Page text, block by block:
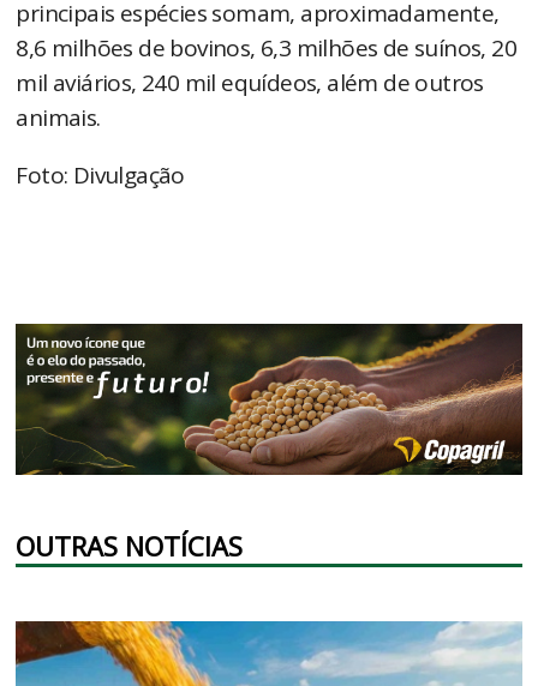
principais espécies somam, aproximadamente,
8,6 milhões de bovinos, 6,3 milhões de suínos, 20
mil aviários, 240 mil equídeos, além de outros
animais.
Foto: Divulgação
OUTRAS NOTÍCIAS